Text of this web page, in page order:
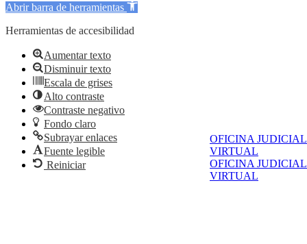
OFICINA JUDICIAL
VIRTUAL
OFICINA JUDICIAL
VIRTUAL
Abrir barra de herramientas
Herramientas de accesibilidad
Aumentar texto
Disminuir texto
Escala de grises
Alto contraste
Contraste negativo
Fondo claro
Subrayar enlaces
Fuente legible
Reiniciar